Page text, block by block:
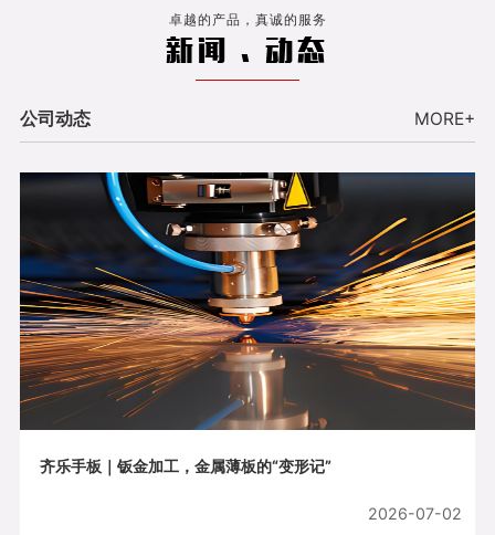
卓越的产品，真诚的服务
新闻 . 动态
公司动态 MORE+
齐乐手板｜钣金加工，金属薄板的“变形记”
2026-07-02